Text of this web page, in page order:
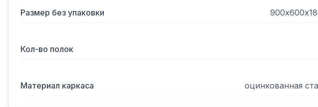
Размер без упаковки
Кол-во полок
Материал каркаса оцинкованная